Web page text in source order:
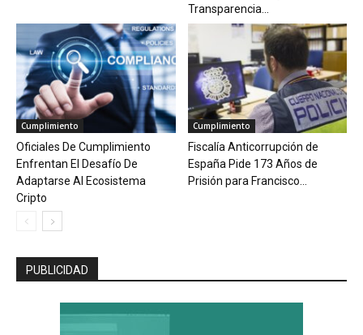
Transparencia...
Cumplimiento
Oficiales De Cumplimiento
Enfrentan El Desafío De
Adaptarse Al Ecosistema
Cripto
Cumplimiento
Fiscalía Anticorrupción de
España Pide 173 Años de
Prisión para Francisco...
PUBLICIDAD